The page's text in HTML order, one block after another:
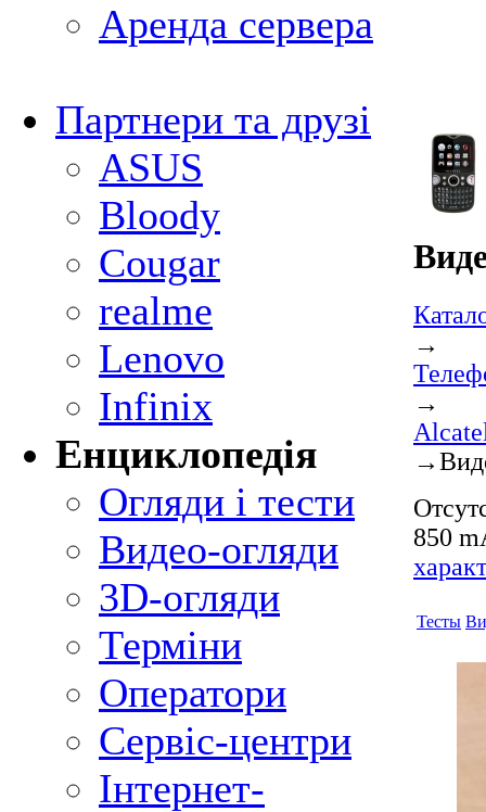
Аренда сервера
Партнери та друзі
ASUS
Bloody
Cougar
realme
Lenovo
Infinix
Енциклопедія
Огляди і тести
Видео-огляди
3D-огляди
Терміни
Оператори
Сервіс-центри
Інтернет-
→
→
→
850
Тесты